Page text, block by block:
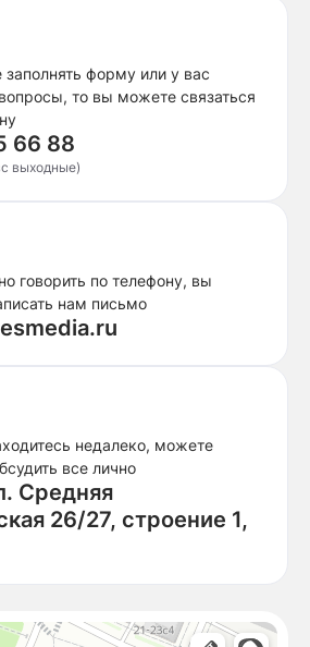
заполнять форму или у вас
то вы можете связаться
66 88
выходные)
говорить по телефону, вы
нам письмо
недалеко, можете
все лично
Средняя
26/27, строение 1,